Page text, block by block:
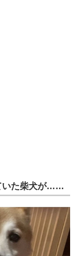
いた柴犬が……